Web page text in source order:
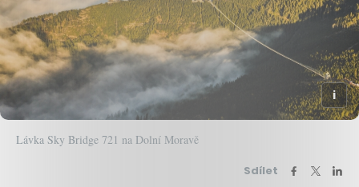
Lávka Sky Bridge 721 na Dolní Moravě
Sdílet